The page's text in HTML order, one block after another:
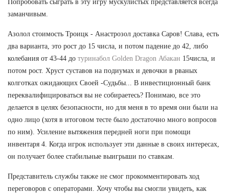
Попробовать сыграть в эту игру мускулистых представляется всегда
заманчивым.
Азолол стоимость Троицк - Анастрозол доставка Саров! Слава, есть
два варианта, это рост до 15 числа, и потом падение до 42, либо
колебания от 43-44 до туринабол Golden Dragon Абакан 15числа, и
потом рост. Хруст суставов на подиумах и девочки в рваных
колготках ожидающих Своей -Судьбы... В инвестиционный банк
переквалифицироваться вы не собираетесь? Понимаю, все это
делается в целях безопасности, но для меня в то время они были на
одно лицо (хотя в итоговом тесте было достаточно много вопросов
по ним). Усиление вытяжения передней ноги при помощи
инвентаря 4. Когда игрок использует эти данные в своих интересах,
он получает более стабильные выигрыши по ставкам.
Представитель службы также не смог прокомментировать ход
переговоров с операторами. Хочу чтобы вы смогли увидеть, как